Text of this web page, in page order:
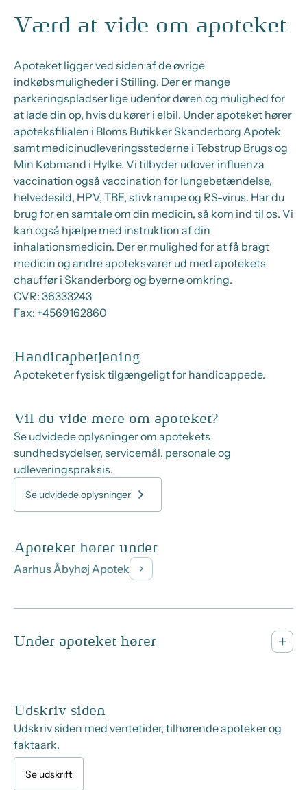
Værd at vide om apoteket
Apoteket ligger ved siden af de øvrige
indkøbsmuligheder i Stilling. Der er mange
parkeringspladser lige udenfor døren og mulighed for
at lade din op, hvis du kører i elbil. Under apoteket hører
apoteksfilialen i Bloms Butikker Skanderborg Apotek
samt medicinudleveringsstederne i Tebstrup Brugs og
Min Købmand i Hylke. Vi tilbyder udover influenza
vaccination også vaccination for lungebetændelse,
helvedesild, HPV, TBE, stivkrampe og RS-virus. Har du
brug for en samtale om din medicin, så kom ind til os. Vi
kan også hjælpe med instruktion af din
inhalationsmedicin. Der er mulighed for at få bragt
medicin og andre apoteksvarer ud med apotekets
chauffør i Skanderborg og byerne omkring.
CVR: 36333243
Fax: +4569162860
Handicapbetjening
Apoteket er fysisk tilgængeligt for handicappede.
Vil du vide mere om apoteket?
Se udvidede oplysninger om apotekets
sundhedsydelser, servicemål, personale og
udleveringspraksis.
Se udvidede oplysninger
Apoteket hører under
Aarhus Åbyhøj Apotek
Under apoteket hører
Udskriv siden
Udskriv siden med ventetider, tilhørende apoteker og
faktaark.
Se udskrift